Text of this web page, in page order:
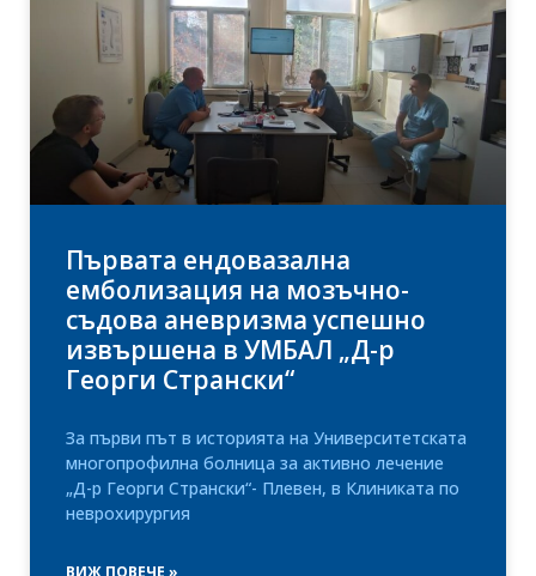
Първата ендовазална
емболизация на мозъчно-
съдова аневризма успешно
извършена в УМБАЛ „Д-р
Георги Странски“
За първи път в историята на Университетската
многопрофилна болница за активно лечение
„Д-р Георги Странски“- Плевен, в Клиниката по
неврохирургия
ВИЖ ПОВЕЧЕ »